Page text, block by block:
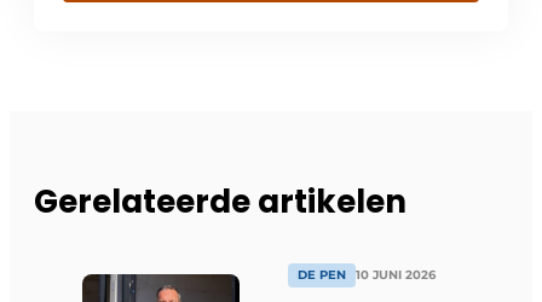
Gerelateerde artikelen
DE PEN 10 JUNI 2026